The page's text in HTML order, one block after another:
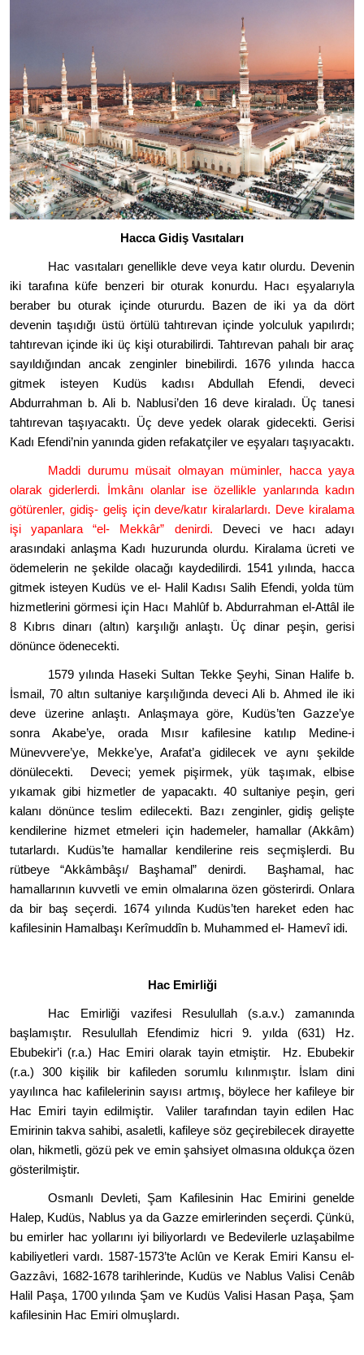
Hacca Gidiş Vasıtaları
Hac vasıtaları genellikle deve veya katır olurdu. Devenin
iki tarafına küfe benzeri bir oturak konurdu. Hacı eşyalarıyla
beraber bu oturak içinde otururdu. Bazen de iki ya da dört
devenin taşıdığı üstü örtülü tahtırevan içinde yolculuk yapılırdı;
tahtırevan içinde iki üç kişi oturabilirdi. Tahtırevan pahalı bir araç
sayıldığından ancak zenginler binebilirdi. 1676 yılında hacca
gitmek isteyen Kudüs kadısı Abdullah Efendi, deveci
Abdurrahman b. Ali b. Nablusi’den 16 deve kiraladı. Üç tanesi
tahtırevan taşıyacaktı. Üç deve yedek olarak gidecekti. Gerisi
Kadı Efendi’nin yanında giden refakatçiler ve eşyaları taşıyacaktı.
Maddi durumu müsait olmayan müminler, hacca yaya
olarak giderlerdi. İmkânı olanlar iseözellikle yanlarında kadın
götürenler, gidiş- geliş için deve/katır kiralarlardı. Deve kiralama
işi yapanlara“el- Mekkâr” denirdi.
Deveci ve hacı adayı
arasındaki anlaşma Kadı huzurunda olurdu. Kiralama ücreti ve
ödemelerin ne şekilde olacağı kaydedilirdi. 1541 yılında, hacca
gitmek isteyen Kudüs ve el- Halil Kadısı Salih Efendi, yolda tüm
hizmetlerini görmesi için Hacı Mahl ûf b. Abdurrahman el-Attâl ile
8 Kıbrıs dinarı (altın) karşılığı anlaştı. Üçdinar peşin, gerisi
dönünce ödenecekti.
1579 yılında Haseki Sultan Tekke Şeyhi, Sinan Halife b.
İsmail, 70 altın sultaniye karşılığında deveci Ali b. Ahmed ile iki
deve üzerine anlaştı. Anlaşmaya göre, Kudüs’ten Gazze’ye
sonra Akabe’ye, orada Mısır kafilesine katılıp Medine-i
Münevvere’ye, Mekke’ye, Arafat’a gidilecek ve aynı şekilde
dönülecekti. Deveci; yemek pişirmek, yük taşımak, elbise
yıkamak gibi hizmetler de yapacaktı. 40 sultaniye peşin, geri
kalanı dönünce teslim edilecekti. Bazı zenginler, gidişgelişte
kendilerine hizmet etmeleri için hademeler, hamallar (Akkâm)
tutarlardı. Kudüs’te hamallar kendilerine reis seçmişlerdi. Bu
rütbeye“Akkâmbâşı/ Başhamal” denirdi. Başhamal, hac
hamallarının kuvvetli ve emin olmalarınaözen gösterirdi. Onlara
da bir baş seçerdi. 1674 yılında Kudüs’ten hareket eden hac
kafilesinin Hamalbaşı Kerîmuddîn b. Muhammed el- Hamevî idi.
Hac Emirliği
Hac Emirliği vazifesi Resulullah (s.a.v.) zamanında
başlamıştır. Resulullah Efendimiz hicri 9. yılda (631) Hz.
Ebubekir’i (r.a.) Hac Emiri olarak tayin etmiştir. Hz. Ebubekir
(r.a.) 300 kişilik bir kafileden sorumlu kılınmıştır. İslam dini
yayılınca hac kafilelerinin sayısı artmış, böylece her kafileye bir
Hac Emiri tayin edilmiştir. Valiler tarafından tayin edilen Hac
Emirinin takva sahibi, asaletli, kafileye söz geçirebilecek dirayette
olan, hikmetli, gözü pek ve emin şahsiyet olmasına oldukçaözen
gösterilmiştir.
Osmanlı Devleti, Şam Kafilesinin Hac Emirini genelde
Halep, Kudüs, Nablus ya da Gazze emirlerinden seçerdi. Çünkü,
bu emirler hac yollarını iyi biliyorlardı ve Bedevilerle uzlaşabilme
kabiliyetleri vardı. 1587-1573’te Acl ûn ve Kerak Emiri Kansu el-
Gazzâvi, 1682-1678 tarihlerinde, Kudüs ve Nablus Valisi Cenâb
Halil Paşa, 1700 yılında Şam ve Kudüs Valisi Hasan Paşa, Şam
kafilesinin Hac Emiri olmuşlardı.